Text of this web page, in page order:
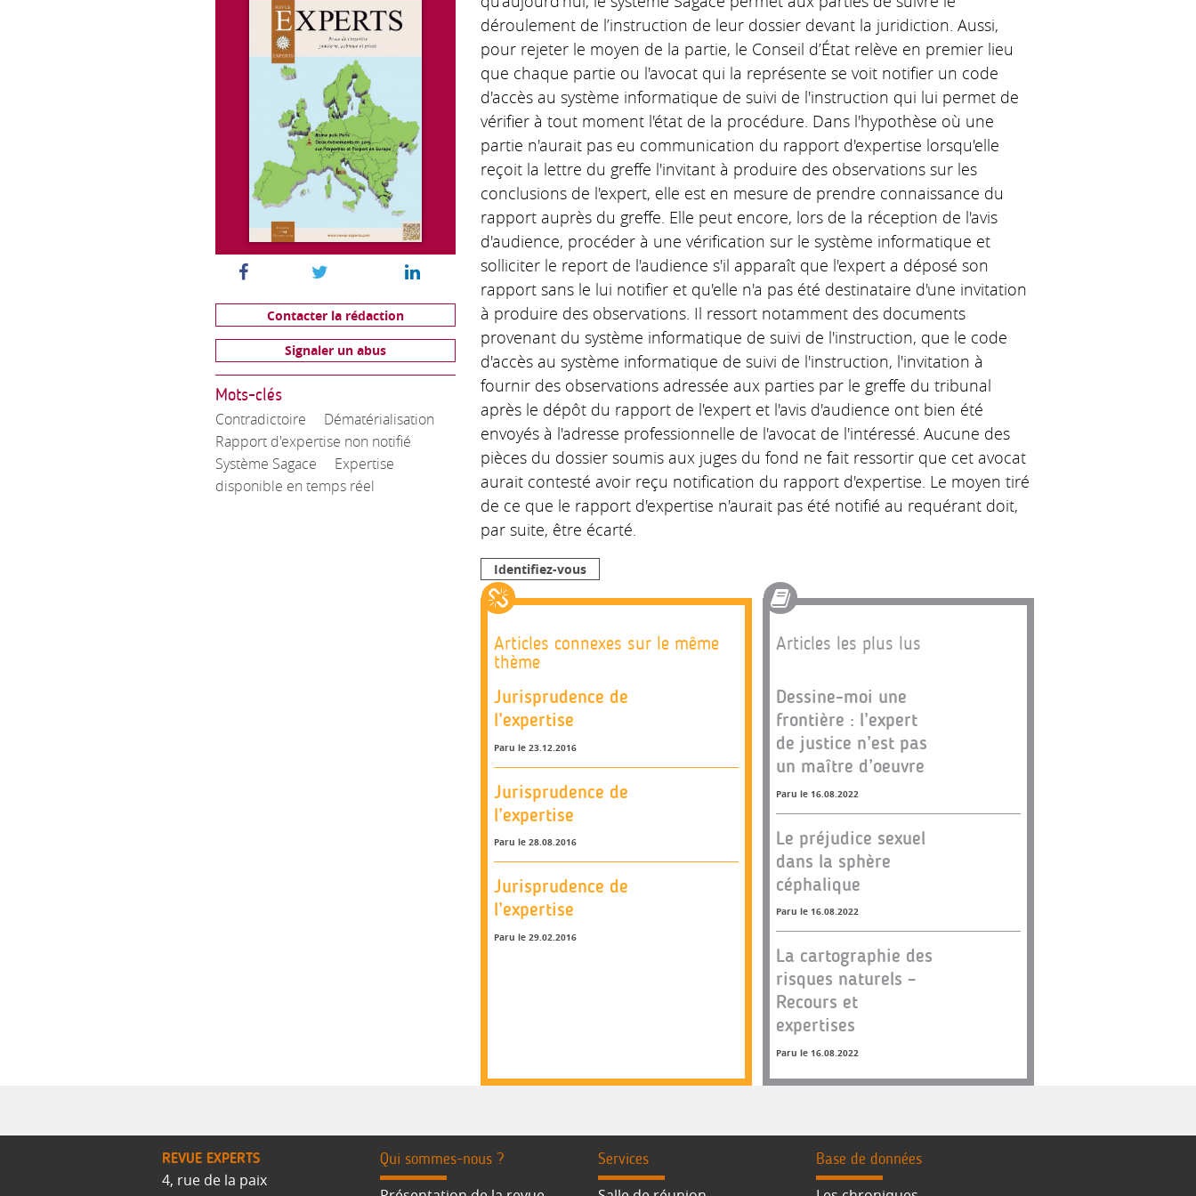
Contacter la rédaction
Signaler un abus
Mots-clés
Contradictoire
Dématérialisation
Rapport d'expertise non notifié
Système Sagace
Expertise
disponible en temps réel
déroulement de l’instruction de leur dossier devant la juridiction. Aussi,
pour rejeter le moyen de la partie, le Conseil d’État relève en premier lieu
que chaque partie ou l'avocat qui la représente se voit notifier un code
d'accès au système informatique de suivi de l'instruction qui lui permet de
vérifier à tout moment l'état de la procédure. Dans l'hypothèse où une
partie n'aurait pas eu communication du rapport d'expertise lorsqu'elle
reçoit la lettre du greffe l'invitant à produire des observations sur les
conclusions de l'expert, elle est en mesure de prendre connaissance du
rapport auprès du greffe. Elle peut encore, lors de la réception de l'avis
d'audience, procéder à une vérification sur le système informatique et
solliciter le report de l'audience s'il apparaît que l'expert a déposé son
rapport sans le lui notifier et qu'elle n'a pas été destinataire d'une invitation
à produire des observations. Il ressort notamment des documents
provenant du système informatique de suivi de l'instruction, que le code
d'accès au système informatique de suivi de l'instruction, l'invitation à
fournir des observations adressée aux parties par le greffe du tribunal
après le dépôt du rapport de l'expert et l'avis d'audience ont bien été
envoyés à l'adresse professionnelle de l'avocat de l'intéressé. Aucune des
pièces du dossier soumis aux juges du fond ne fait ressortir que cet avocat
aurait contesté avoir reçu notification du rapport d'expertise. Le moyen tiré
de ce que le rapport d'expertise n'aurait pas été notifié au requérant doit,
par suite, être écarté.
Identifiez-vous
Articles connexes sur le même
thème
Jurisprudence de
l’expertise
Paru le 23.12.2016
Jurisprudence de
l’expertise
Paru le 28.08.2016
Jurisprudence de
l’expertise
Paru le 29.02.2016
Articles les plus lus
Dessine-moi une
frontière : l’expert
de justice n’est pas
un maître d’oeuvre
Paru le 16.08.2022
Le préjudice sexuel
dans la sphère
céphalique
Paru le 16.08.2022
La cartographie des
risques naturels –
Recours et
expertises
Paru le 16.08.2022
REVUE EXPERTS
4, rue de la paix
Qui sommes-nous ? Services Base de données